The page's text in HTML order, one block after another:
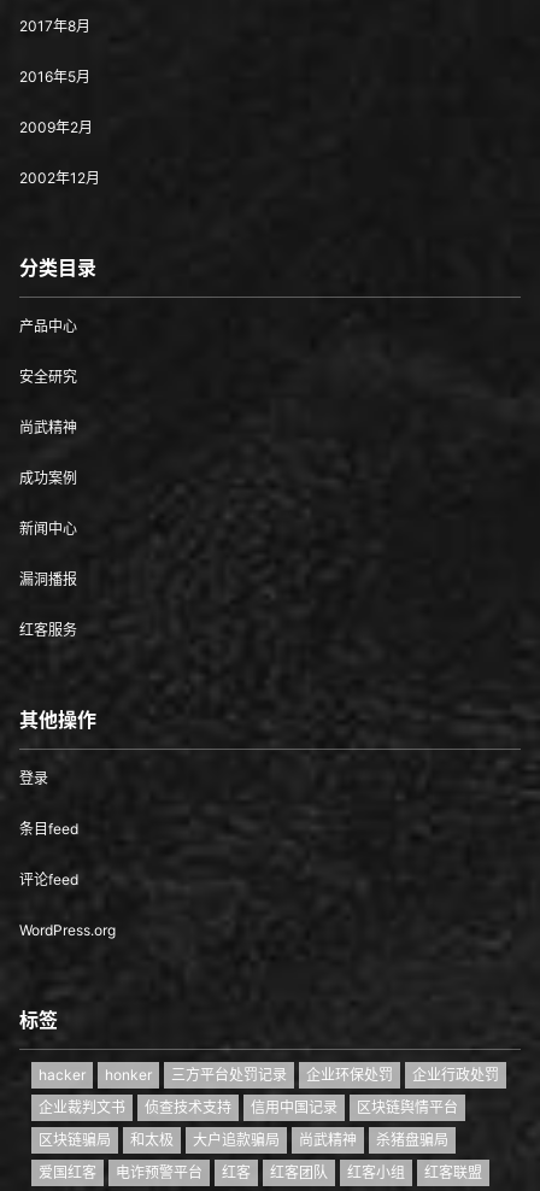
2017年8月
2016年5月
2009年2月
2002年12月
分类目录
产品中心
安全研究
尚武精神
成功案例
新闻中心
漏洞播报
红客服务
其他操作
登录
条目feed
评论feed
WordPress.org
标签
hacker honker 三方平台处罚记录 企业环保处罚
企业行政处罚
企业裁判文书
侦查技术支持 信用中国记录
区块链舆情平台
区块链骗局
和太极 大户追款骗局 尚武精神
杀猪盘骗局
爱国红客
电诈预警平台 红客 红客团队 红客小组 红客联盟